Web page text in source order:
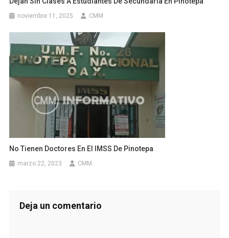
noviembre 11, 2025 CMM
No Tienen Doctores En El IMSS De Pinotepa
marzo 22, 2023 CMM
Deja un comentario